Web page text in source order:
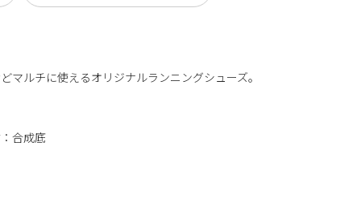
マルチに使えるオリジナルランニングシューズ。
合成底